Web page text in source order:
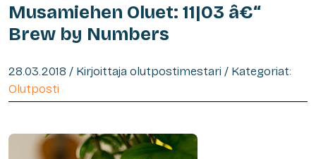
Musamiehen Oluet: 11|03 â€“
Brew by Numbers
28.03.2018 / Kirjoittaja olutpostimestari / Kategoriat:
Olutposti